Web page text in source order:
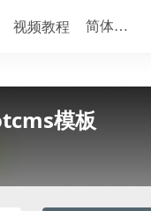
视频教程
模板